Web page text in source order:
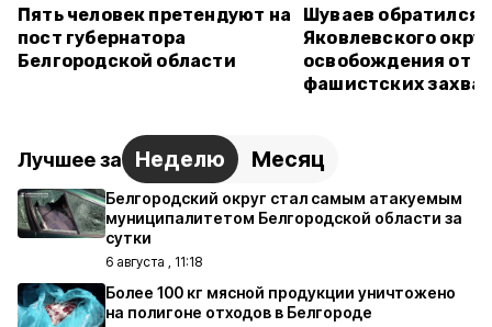
Пять человек претендуют на
пост губернатора
Белгородской области
Шуваев обратился
Яковлевского
освобождения от
фашистских
Лучшее за Неделю Месяц
Белгородский округ стал самым атакуемым
муниципалитетом Белгородской области за
сутки
6 августа , 11:18
Более 100 кг мясной продукции уничтожено
на полигоне отходов в Белгороде